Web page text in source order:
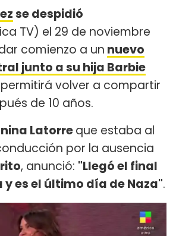
se despidió
TV) el 29 de noviembre
comienzo a un nuevo
junto a su hija Barbie
permitirá volver a compartir
de 10 años.
Latorreque estaba al
por la ausencia
, anunció: "Llegó el final
es el último día de Naza".